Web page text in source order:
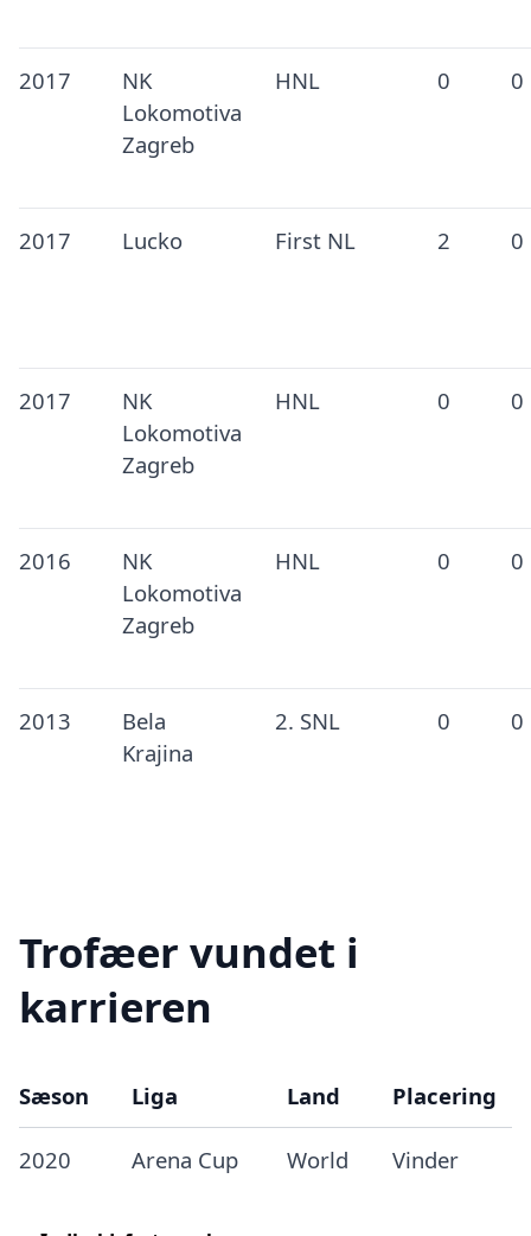
2017
NK
Lokomotiva
Zagreb
HNL 0 0
2017 Lucko First NL 2 0
2017
NK
Lokomotiva
Zagreb
HNL 0 0
2016
NK
Lokomotiva
Zagreb
HNL 0 0
2013
Bela
Krajina
2. SNL 0 0
Trofæer vundet i
karrieren
Sæson Liga Land Placering
2020 Arena Cup World Vinder